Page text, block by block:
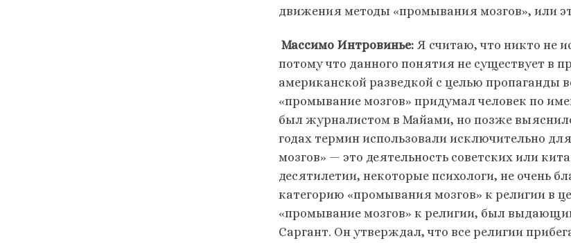
движения методы «промывания мозгов», или
Массимо Интровинье: Я считаю, что никто не
потому что данного понятия не существует в
американской разведкой с целью пропаганды
«промывание мозгов» придумал человек по
был журналистом в Майами, но позже
годах термин использовали исключительно
мозгов» — это деятельность советских или
десятилетии, некоторые психологи, не очень
категорию «промывания мозгов» к религии в
«промывание мозгов» к религии, был
Саргант. Он утверждал, что все религии